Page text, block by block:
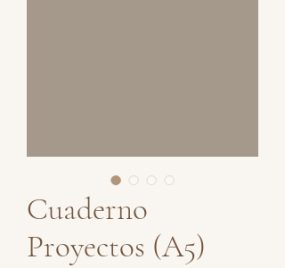
Cuaderno
Proyectos (A5)